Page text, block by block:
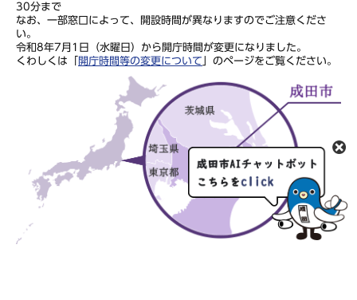
30分まで
なお、一部窓口によって、開設時間が異なりますのでご注意くださ
い。
令和8年7月1日（水曜日）から開庁時間が変更になりました。
くわしくは「
開庁時間等の変更について 」のページをご覧ください。